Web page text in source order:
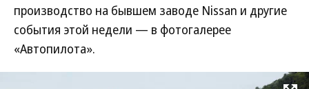
производство на бывшем заводе Nissan и другие
события этой недели — в фотогалерее
«Автопилота».